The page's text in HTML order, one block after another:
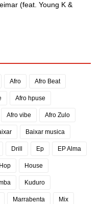
(feat. Young K &
Afro Afro Beat
Afro hpuse
Afro vibe Afro Zulo
Baixar musica
Drill Ep EP Alma
House
Kuduro
Marrabenta Mix